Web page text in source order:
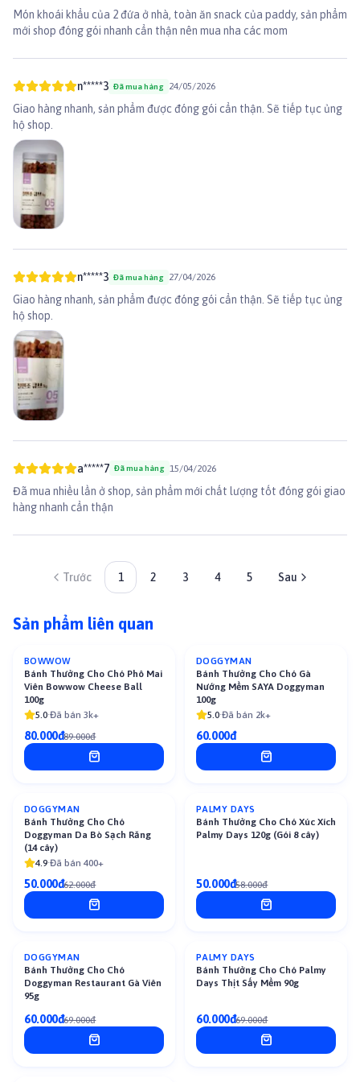
Món khoái khẩu của 2 đứa ở nhà, toàn ăn snack của paddy, sản phẩm
mới shop đóng gói nhanh cẩn thận nên mua nha các mom
n*****3 Đã mua hàng 24/05/2026
Giao hàng nhanh, sản phẩm được đóng gói cẩn thận. Sẽ tiếp tục ủng
hộ shop.
n*****3 Đã mua hàng 27/04/2026
Giao hàng nhanh, sản phẩm được đóng gói cẩn thận. Sẽ tiếp tục ủng
hộ shop.
a*****7 Đã mua hàng 15/04/2026
Đã mua nhiều lần ở shop, sản phẩm mới chất lượng tốt đóng gói giao
hàng nhanh cẩn thận
Trước 1 2 3 4 5 Sau
Sản phẩm liên quan
-10%
BOWWOW
Bánh Thưởng Cho Chó Phô Mai
Viên Bowwow Cheese Ball
100g
5.0·Đã bán 3k+
80.000đ89.000đ
DOGGYMAN
Bánh Thưởng Cho Chó Gà
Nướng Mềm SAYA Doggyman
100g
5.0·Đã bán 2k+
60.000đ
-19%
DOGGYMAN
Bánh Thưởng Cho Chó
Doggyman Da Bò Sạch Răng
(14 cây)
4.9·Đã bán 400+
50.000đ62.000đ
-14%
PALMY DAYS
Bánh Thưởng Cho Chó Xúc Xích
Palmy Days 120g (Gói 8 cây)
50.000đ58.000đ
-13%
DOGGYMAN
Bánh Thưởng Cho Chó
Doggyman Restaurant Gà Viên
95g
60.000đ69.000đ
-13%
PALMY DAYS
Bánh Thưởng Cho Chó Palmy
Days Thịt Sấy Mềm 90g
60.000đ69.000đ